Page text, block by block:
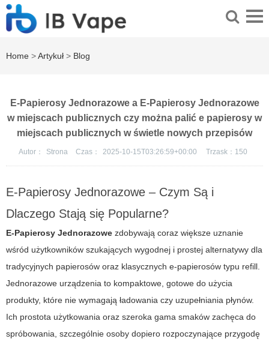
Home >Artykuł > Blog
E-Papierosy Jednorazowe a E-Papierosy Jednorazowe
w miejscach publicznych czy można palić e papierosy w
miejscach publicznych w świetle nowych przepisów
Autor： Strona Czas： 2025-10-15T03:26:59+00:00 Trzask： 150
E-Papierosy Jednorazowe – Czym Są i
Dlaczego Stają się Popularne?
E-Papierosy Jednorazowe zdobywają coraz większe uznanie
wśród użytkowników szukających wygodnej i prostej alternatywy dla
tradycyjnych papierosów oraz klasycznych e-papierosów typu refill.
Jednorazowe urządzenia to kompaktowe, gotowe do użycia
produkty, które nie wymagają ładowania czy uzupełniania płynów.
Ich prostota użytkowania oraz szeroka gama smaków zachęca do
spróbowania, szczególnie osoby dopiero rozpoczynające przygodę